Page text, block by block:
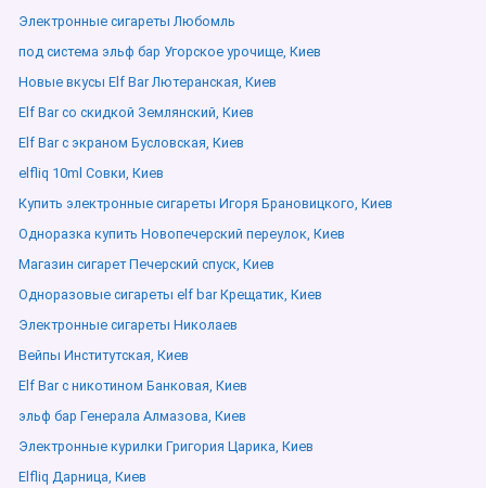
Электронные сигареты Любомль
под система эльф бар Угорское урочище, Киев
Новые вкусы Elf Bar Лютеранская, Киев
Elf Bar со скидкой Землянский, Киев
Elf Bar с экраном Бусловская, Киев
elfliq 10ml Совки, Киев
Купить электронные сигареты Игоря Брановицкого, Киев
Одноразка купить Новопечерский переулок, Киев
Магазин сигарет Печерский спуск, Киев
Одноразовые сигареты elf bar Крещатик, Киев
Электронные сигареты Николаев
Вейпы Институтская, Киев
Elf Bar с никотином Банковая, Киев
эльф бар Генерала Алмазова, Киев
Электронные курилки Григория Царика, Киев
Elfliq Дарница, Киев